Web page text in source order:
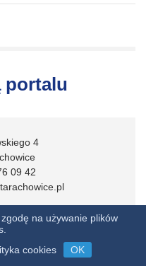
portalu
4
09 42
na używanie plików
cookies OK